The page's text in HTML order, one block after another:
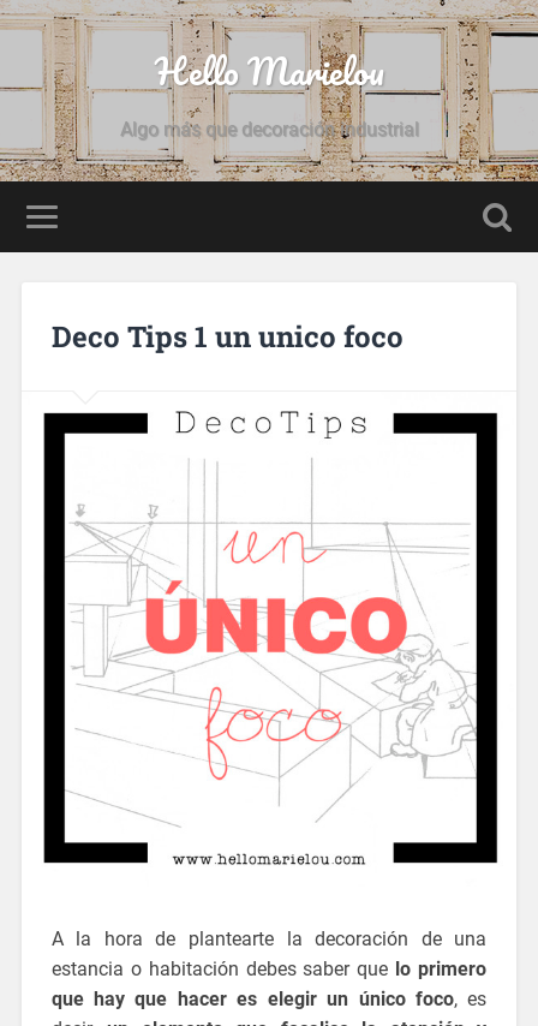
Hello Marielou
Algo más que decoración industrial
Deco Tips 1 un unico foco
A la hora de plantearte la decoración de una
estancia o habitación debes saber que lo primero
que hay que hacer es elegir un único foco, es